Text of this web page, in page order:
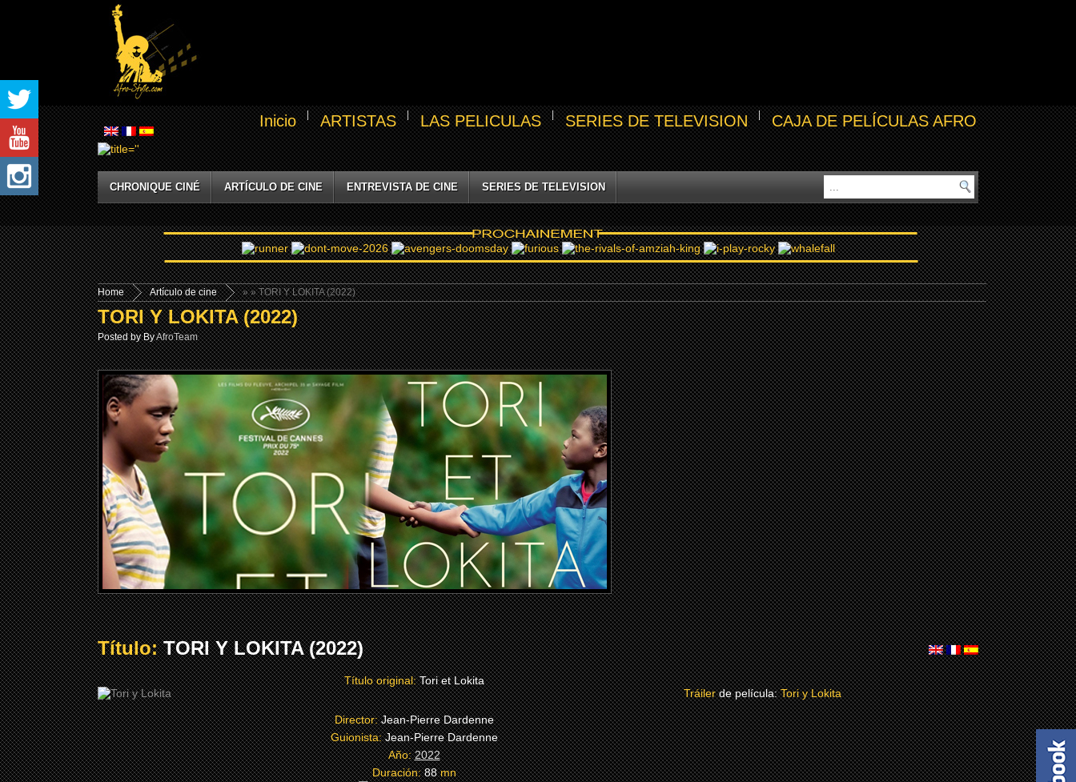
Inicio ARTISTAS LAS PELICULAS SERIES DE TELEVISION CAJA DE PELÍCULAS AFRO
CHRONIQUE CINÉ ARTÍCULO DE CINE ENTREVISTA DE CINE SERIES DE TELEVISION
Home »
Artículo de cine » TORI Y LOKITA (2022)
TORI Y LOKITA (2022)
Posted by ByAfroTeam
Título:TORI Y LOKITA (2022)
Título original:Tori et Lokita
Director:Jean-Pierre Dardenne
Guionista:Jean-Pierre Dardenne
Año:2022
Duración:88mn
Tráiler de película:Tori y Lokita